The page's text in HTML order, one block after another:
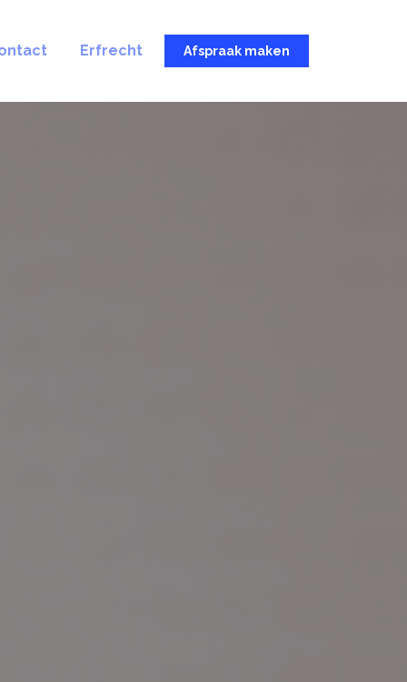
Erfrecht Afspraak maken